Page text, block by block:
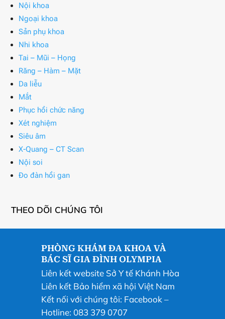
Nội khoa
Ngoại khoa
Sản phụ khoa
Nhi khoa
Tai – Mũi – Họng
Răng – Hàm – Mặt
Da liễu
Mắt
Phục hồi chức năng
Xét nghiệm
Siêu âm
X-Quang – CT Scan
Nội soi
Đo đàn hồi gan
THEO DÕI CHÚNG TÔI
PHÒNG KHÁM ĐA KHOA VÀ
BÁC SĨ GIA ĐÌNH OLYMPIA
Liên kết website Sở Y tế Khánh Hòa
Liên kết Bảo hiểm xã hội Việt Nam
Kết nối với chúng tôi: Facebook –
Hotline: 083 379 0707